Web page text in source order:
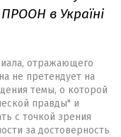
в Україні
отражающего
не претендует на
темы, о которой
правды" и
с точкой зрения
за достоверность